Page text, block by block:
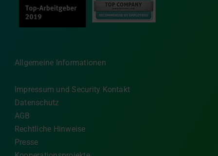
Allgemeine Informationen
Impressum und Security Kontakt
Datenschutz
AGB
Rechtliche Hinweise
Presse